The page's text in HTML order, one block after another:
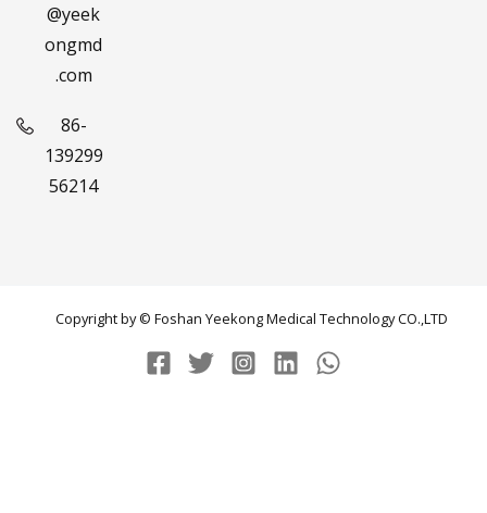
@yeek
ongmd
.com
86-
139299
56214
Copyright by © Foshan Yeekong Medical Technology CO.,LTD